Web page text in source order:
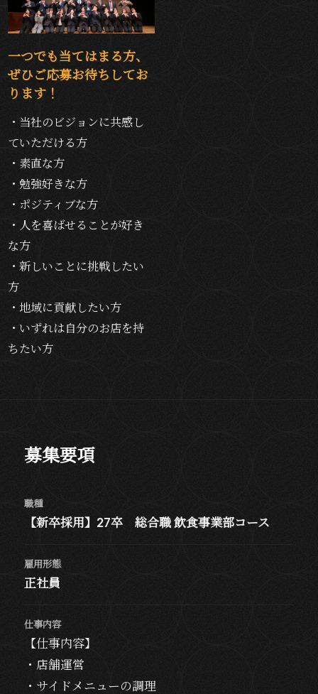
一つでも当てはまる方、
ぜひご応募お待ちしてお
ります！
・当社のビジョンに共感し
ていただける方
・素直な方
・勉強好きな方
・ポジティブな方
・人を喜ばせることが好き
な方
・新しいことに挑戦したい
方
・地域に貢献したい方
・いずれは自分のお店を持
ちたい方
募集要項
職種
【新卒採用】27卒 総合職 飲食事業部コース
雇用形態
正社員
仕事内容
【仕事内容】
・店舗運営
・サイドメニューの調理